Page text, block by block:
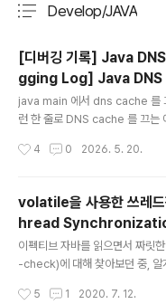
Develop/JAVA
[디버깅 기록] Java
gging Log] Java
java main 에서 dns cache 를
런 한 줄로 DNS cache 를 끄는
"0");
0) 생각했는데만약 java
께 사용하고 있었다면, 위 main
4 0 2026. 5. 20.
volatile을 사용한 쓰레
hread
ead Communication
이펙티브 자바를 읽으면서 짜
-check)에 대해 찾아보던 중, 알
zed 키워드를 몇번 접해볼 수 있
5 1 2020. 7. 12.